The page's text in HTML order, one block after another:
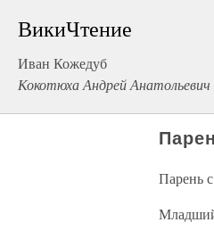
ВикиЧтение
Иван Кожедуб
Кокотюха Андрей Анатольевич
Парень
Младший